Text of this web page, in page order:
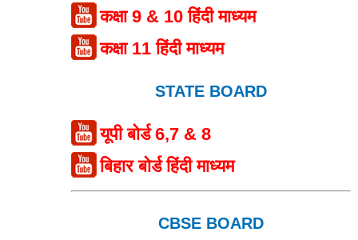
कक्षा 9 & 10 हिंदी माध्यम
कक्षा 11 हिंदी माध्यम
STATE BOARD
यूपी बोर्ड 6,7 & 8
बिहार बोर्ड हिंदी माध्यम
CBSE BOARD